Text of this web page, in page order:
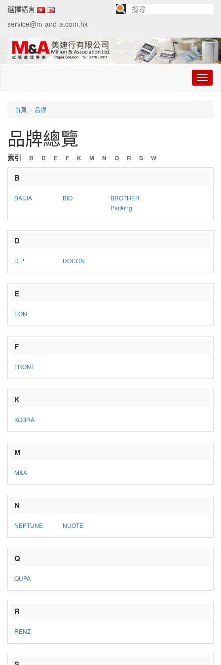
選擇語言
service@m-and-a.com.hk
切
换
首頁 » 品牌
品牌總覽
索引 B D E F K M N Q R S W
B
BAIJIA BIO
BROTHER
Packing
D
D P DOCON
E
EON
F
FRONT
K
KOBRA
M
M&A
N
NEPTUNE NUOTE
Q
QUPA
R
RENZ